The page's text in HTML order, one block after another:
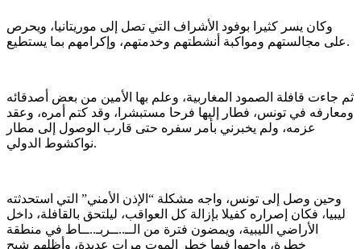
وكان يسر كثيرا بوفود الأشراف التي تصل إلى موريتانيا، ويحرص
على مجالستهم ومواكبة أنشطتهم وخدمتهم، وإكرامهم بما يستطيع.
ثم جاءت قافلة الصمود المغاربية، وعلم بها الأمين من بعض أصدقائه
ومعارفه في تونس، فطار إليها فرحا مستبشرا، وقد كتم أمره، وعقد
عزمه، ولم يخبرني بأمر سفره حتى قارب الوصول إلى مطار
نواكشوط الدولي.
وحين وصل إلى تونس، واجه مشكلة “الإذن الأمني” التي استحدثته
ليبيا، فكان إصراره كفيلا بإزالة كل العواقب، ليلتحق بالقافلة، داخل
الأراضي الليبية، ويمضون فترة من الــ..ــربـ..ــاط في منطقة
خطرة، واجهوا فيها خطر الموت مرات عديدة، وأظلهم شبح